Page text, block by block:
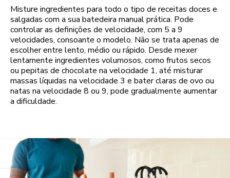
Misture ingredientes para todo o tipo de receitas doces e
salgadas com a sua batedeira manual prática. Pode
controlar as definições de velocidade, com 5 a 9
velocidades, consoante o modelo. Não se trata apenas de
escolher entre lento, médio ou rápido. Desde mexer
lentamente ingredientes volumosos, como frutos secos
ou pepitas de chocolate na velocidade 1, até misturar
massas líquidas na velocidade 3 e bater claras de ovo ou
natas na velocidade 8 ou 9, pode gradualmente aumentar
a dificuldade.